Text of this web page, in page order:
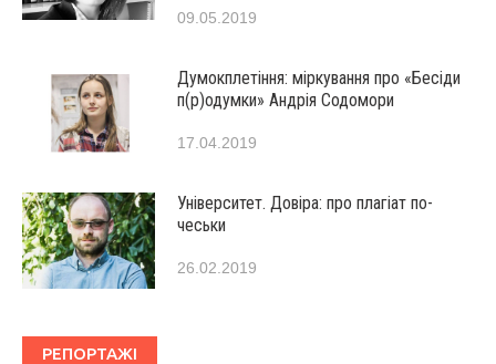
09.05.2019
Думокплетіння: міркування про «Бесіди
п(р)одумки» Андрія Содомори
17.04.2019
Університет. Довіра: про плагіат по-
чеськи
26.02.2019
РЕПОРТАЖІ